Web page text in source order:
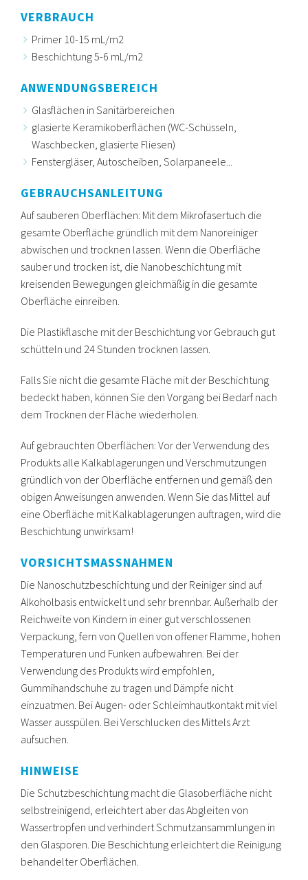
VERBRAUCH
Primer 10-15 mL/m2
Beschichtung 5-6 mL/m2
ANWENDUNGSBEREICH
Glasflächen in Sanitärbereichen
glasierte Keramikoberflächen (WC-Schüsseln,
Waschbecken, glasierte Fliesen)
Fenstergläser, Autoscheiben, Solarpaneele...
GEBRAUCHSANLEITUNG
Auf sauberen Oberflächen: Mit dem Mikrofasertuch die
gesamte Oberfläche gründlich mit dem Nanoreiniger
abwischen und trocknen lassen. Wenn die Oberfläche
sauber und trocken ist, die Nanobeschichtung mit
kreisenden Bewegungen gleichmäßig in die gesamte
Oberfläche einreiben.
Die Plastikflasche mit der Beschichtung vor Gebrauch gut
schütteln und 24 Stunden trocknen lassen.
Falls Sie nicht die gesamte Fläche mit der Beschichtung
bedeckt haben, können Sie den Vorgang bei Bedarf nach
dem Trocknen der Fläche wiederholen.
Auf gebrauchten Oberflächen: Vor der Verwendung des
Produkts alle Kalkablagerungen und Verschmutzungen
gründlich von der Oberfläche entfernen und gemäß den
obigen Anweisungen anwenden. Wenn Sie das Mittel auf
eine Oberfläche mit Kalkablagerungen auftragen, wird die
Beschichtung unwirksam!
VORSICHTSMASSNAHMEN
Die Nanoschutzbeschichtung und der Reiniger sind auf
Alkoholbasis entwickelt und sehr brennbar. Außerhalb der
Reichweite von Kindern in einer gut verschlossenen
Verpackung, fern von Quellen von offener Flamme, hohen
Temperaturen und Funken aufbewahren. Bei der
Verwendung des Produkts wird empfohlen,
Gummihandschuhe zu tragen und Dämpfe nicht
einzuatmen. Bei Augen- oder Schleimhautkontakt mit viel
Wasser ausspülen. Bei Verschlucken des Mittels Arzt
aufsuchen.
HINWEISE
Die Schutzbeschichtung macht die Glasoberfläche nicht
selbstreinigend, erleichtert aber das Abgleiten von
Wassertropfen und verhindert Schmutzansammlungen in
den Glasporen. Die Beschichtung erleichtert die Reinigung
behandelter Oberflächen.